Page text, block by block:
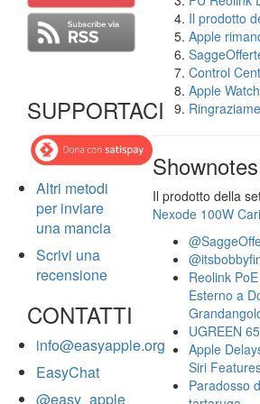
SUPPORTACI
Altri metodi
per inviare
una mancia
Scrivi una
recensione
CONTATTI
info@easyapple.org
EasyChat
@easy_apple
Il prodotto
Apple
Control
Apple Watch
Shownotes
Il prodotto della
Nexode 100W
Reolink
Esterno a
UGREEN
Apple
Siri
Paradosso